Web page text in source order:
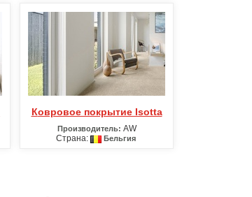
Ковровое покрытие Isotta
Производитель: AW
Страна:
Бельгия